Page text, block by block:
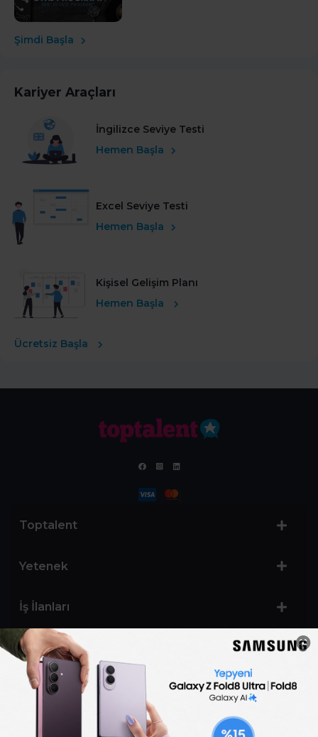
Şimdi Başla
Kariyer Araçları
İngilizce Seviye Testi
Hemen Başla
Excel Seviye Testi
Hemen Başla
Kişisel Gelişim Planı
Hemen Başla
Ücretsiz Başla
Toptalent
Yetenek
İş İlanları
Sertifika Programları
Yetenek Testleri